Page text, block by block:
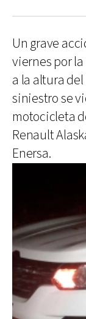
Un grave
viernes por
a la altura
siniestro se
motocicleta
Renault
Enersa.